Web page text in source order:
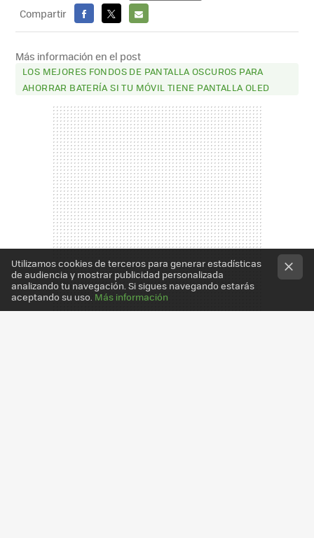
Compartir
FACEBOOK
X
E-
MAIL
Más información en el post
LOS MEJORES FONDOS DE PANTALLA OSCUROS PARA
AHORRAR BATERÍA SI TU MÓVIL TIENE PANTALLA OLED
Utilizamos cookies de terceros para generar estadísticas
de audiencia y mostrar publicidad personalizada
analizando tu navegación. Si sigues navegando estarás
aceptando su uso. Más información